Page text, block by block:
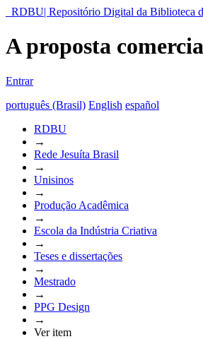
RDBU| Repositório Digital da Biblioteca
A proposta
Entrar
português (Brasil) English español
RDBU
→
Rede Jesuíta Brasil
→
Unisinos
→
Produção Acadêmica
→
Escola da Indústria Criativa
→
Teses e dissertações
→
Mestrado
→
PPG Design
→
Ver item